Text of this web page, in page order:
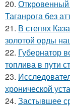
20.
Таганрога без
21. В степях
золотой орды
22. Губернатор
топлива в пути
23.
хронической
24. Застывшее